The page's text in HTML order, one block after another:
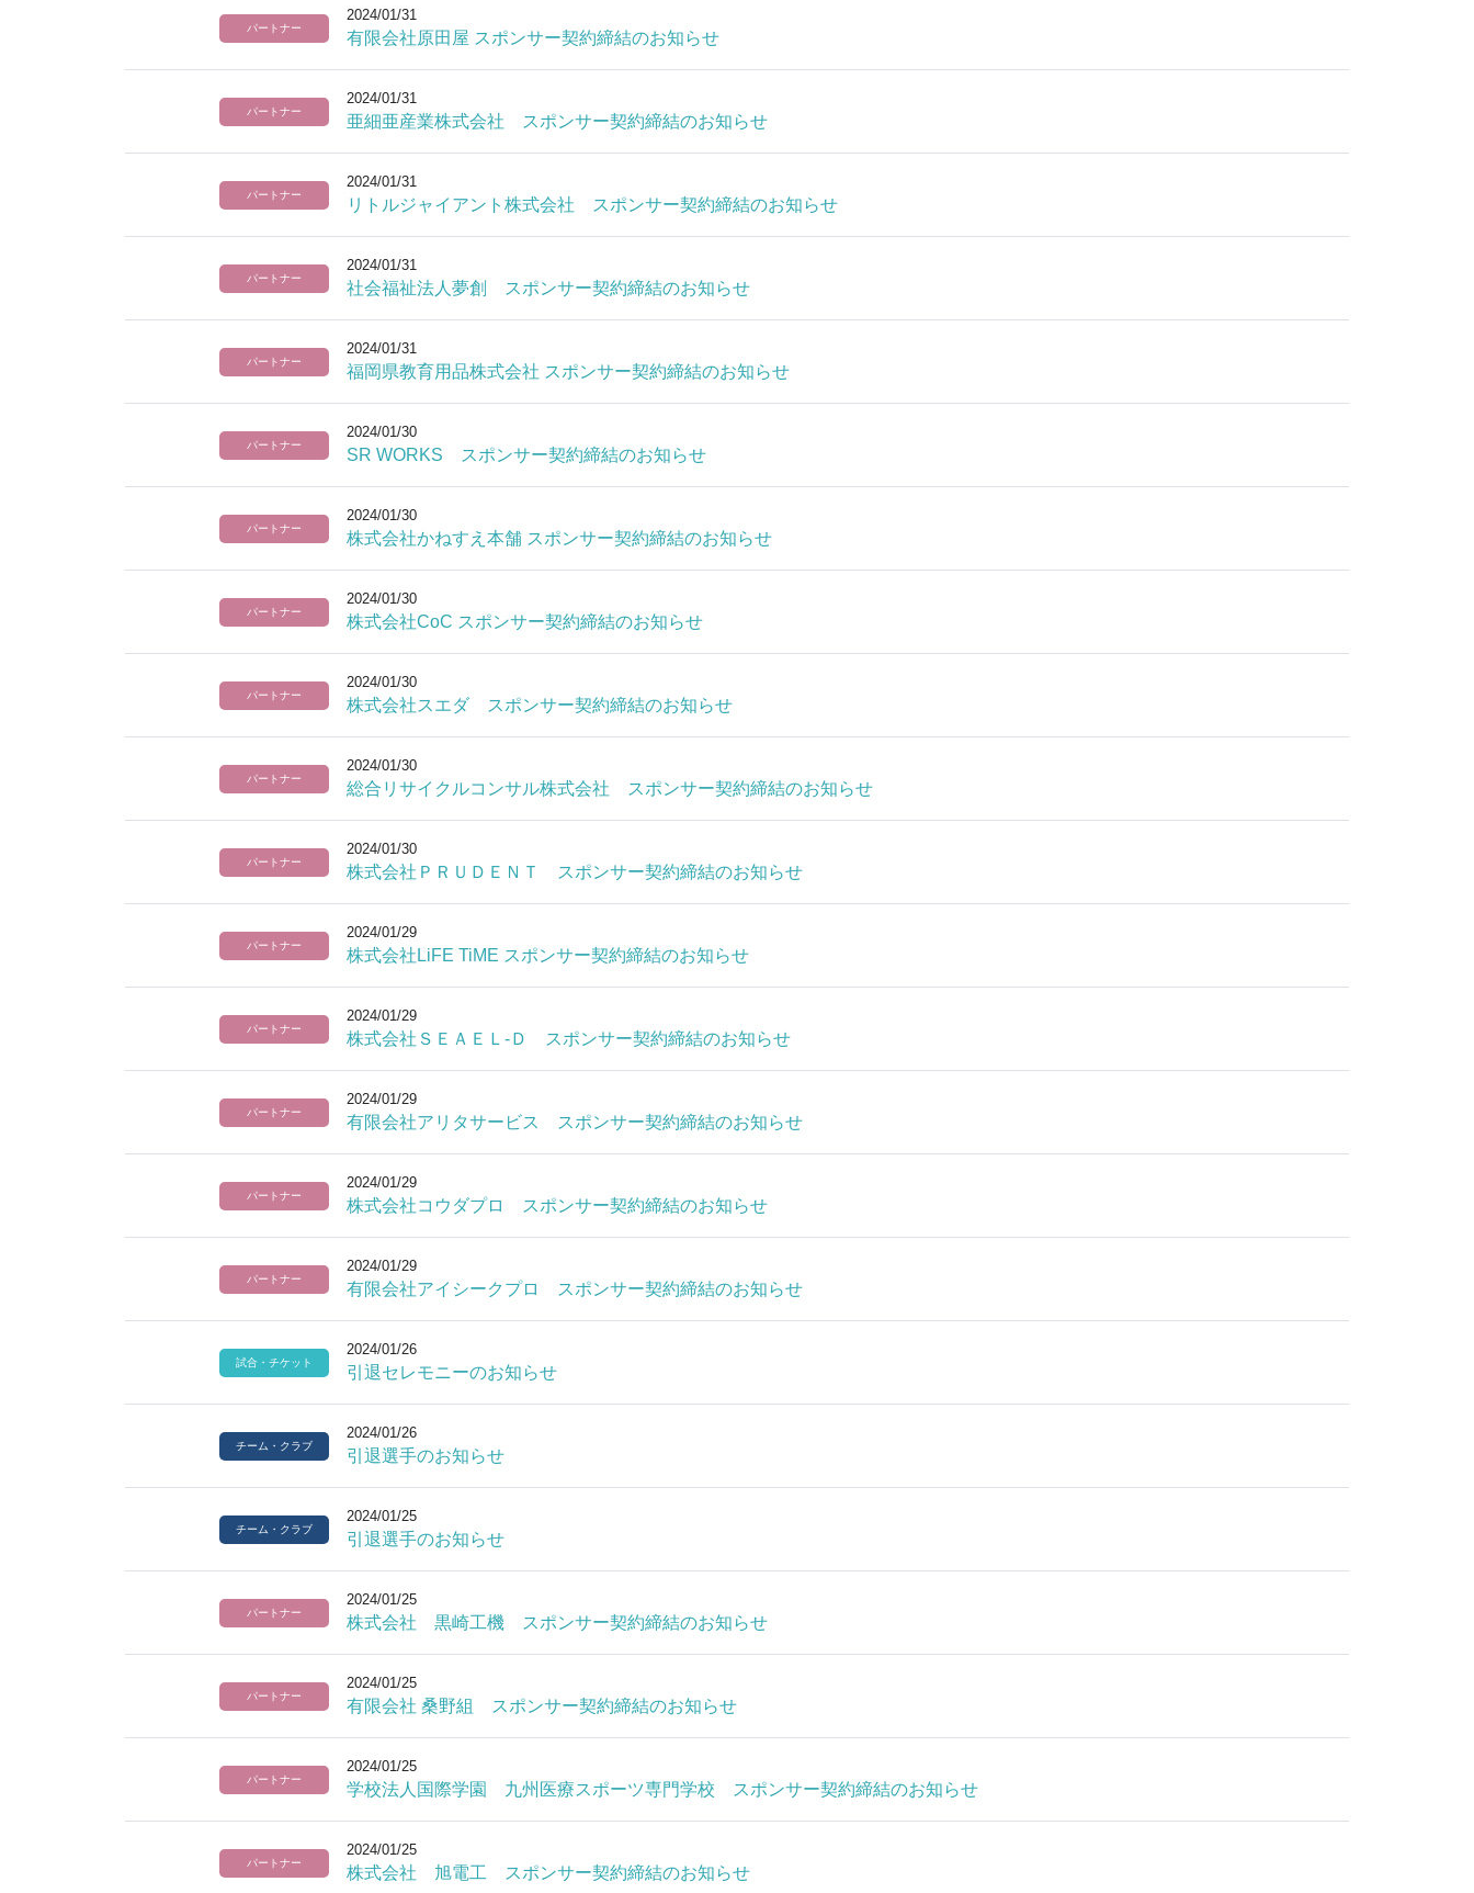
パートナー
2024/01/31
有限会社原田屋 スポンサー契約締結のお知らせ
パートナー
2024/01/31
亜細亜産業株式会社 スポンサー契約締結のお知らせ
パートナー
2024/01/31
リトルジャイアント株式会社 スポンサー契約締結のお知らせ
パートナー
2024/01/31
社会福祉法人夢創 スポンサー契約締結のお知らせ
パートナー
2024/01/31
福岡県教育用品株式会社 スポンサー契約締結のお知らせ
パートナー
2024/01/30
SR WORKS スポンサー契約締結のお知らせ
パートナー
2024/01/30
株式会社かねすえ本舗 スポンサー契約締結のお知らせ
パートナー
2024/01/30
株式会社CoC スポンサー契約締結のお知らせ
パートナー
2024/01/30
株式会社スエダ スポンサー契約締結のお知らせ
パートナー
2024/01/30
総合リサイクルコンサル株式会社 スポンサー契約締結のお知らせ
パートナー
2024/01/30
株式会社ＰＲＵＤＥＮＴ スポンサー契約締結のお知らせ
パートナー
2024/01/29
株式会社LiFE TiME スポンサー契約締結のお知らせ
パートナー
2024/01/29
株式会社ＳＥＡＥＬ‐Ｄ スポンサー契約締結のお知らせ
パートナー
2024/01/29
有限会社アリタサービス スポンサー契約締結のお知らせ
パートナー
2024/01/29
株式会社コウダプロ スポンサー契約締結のお知らせ
パートナー
2024/01/29
有限会社アイシークプロ スポンサー契約締結のお知らせ
試合・チケット
2024/01/26
引退セレモニーのお知らせ
チーム・クラブ
2024/01/26
引退選手のお知らせ
チーム・クラブ
2024/01/25
引退選手のお知らせ
パートナー
2024/01/25
株式会社 黒崎工機 スポンサー契約締結のお知らせ
パートナー
2024/01/25
有限会社 桑野組 スポンサー契約締結のお知らせ
パートナー
2024/01/25
学校法人国際学園 九州医療スポーツ専門学校 スポンサー契約締結のお知らせ
パートナー
2024/01/25
株式会社 旭電工 スポンサー契約締結のお知らせ